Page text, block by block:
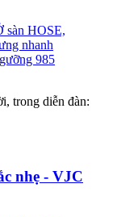
sàn HOSE,
nhanh
985
trong diễn đàn:
nhẹ - VJC